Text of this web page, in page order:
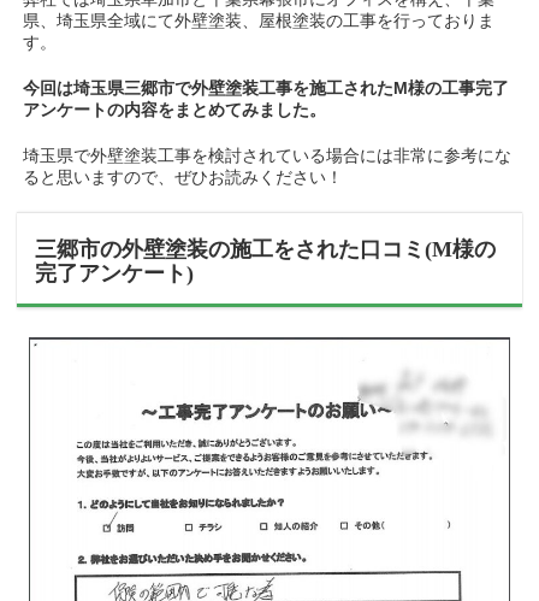
県、埼玉県全域にて外壁塗装、屋根塗装の工事を行っておりま
す。
今回は埼玉県三郷市で外壁塗装工事を施工されたM様の工事完了
アンケートの内容をまとめてみました。
埼玉県で外壁塗装工事を検討されている場合には非常に参考にな
ると思いますので、ぜひお読みください！
三郷市の外壁塗装の施工をされた口コミ(M様の
完了アンケート)